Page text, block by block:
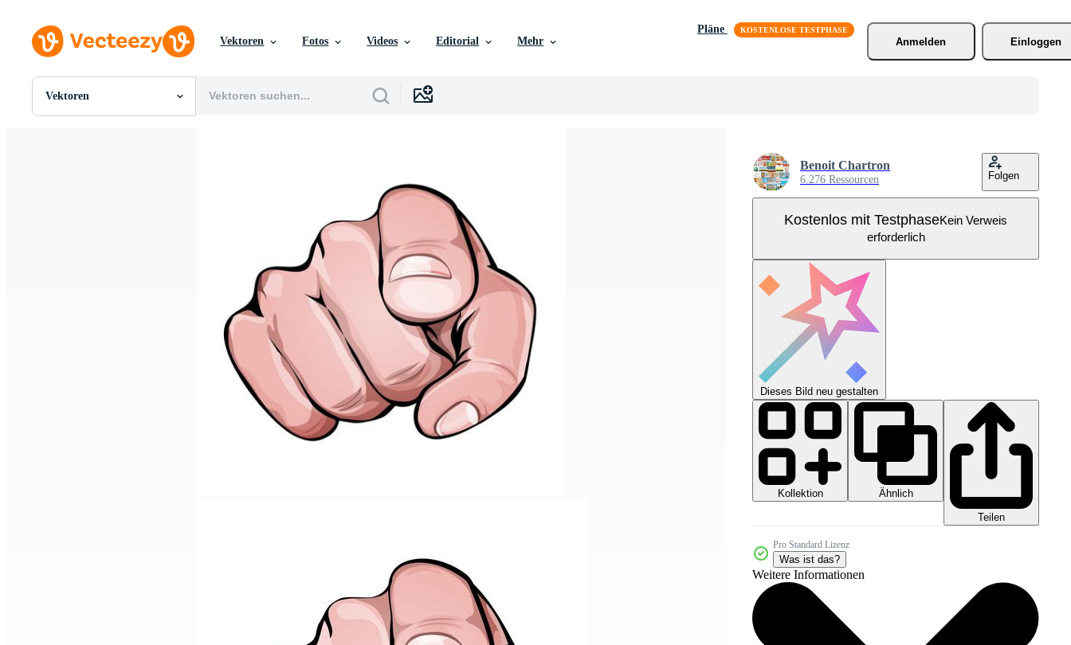
Vektoren Fotos Videos Editorial Mehr
Pläne
Anmelden
Einloggen
Vektoren
Alle Bilder
Benoit Chartron
6.276 Ressourcen Folgen
Kostenlos mit TestphaseKein Verweis
erforderlich
Dieses Bild neu gestalten
Kollektion
Ähnlich
Teilen
Pro Standard Lizenz
Was ist das?
Weitere Informationen